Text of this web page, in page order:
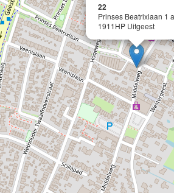
22
Prinses Beatrixlaan 1 a
1911HP Uitgeest